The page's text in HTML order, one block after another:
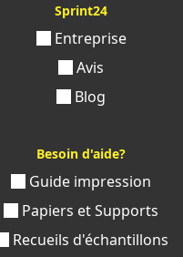
Sprint24
Entreprise
Avis
Blog
Besoin d'aide?
Guide impression
Papiers et Supports
Recueils d'échantillons